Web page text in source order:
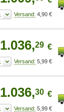
4,90 €
1.036,29 €
5,99 €
1.036,30 €
5,99 €